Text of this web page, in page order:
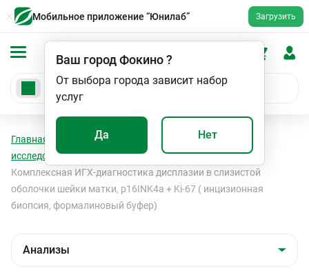
Мобильное приложение “Юнилаб” Загрузить
Ваш городФокино?
От выбора города зависит набор
услуг
Да Нет
Главная Анализы
Гистологические
исследования
Гистологические исследования
Комплексная ИГХ-диагностика дисплазии в слизистой
оболочки шейки матки, p16INK4a + Ki-67 ( инцизионная
биопсия, формалиновый буфер)